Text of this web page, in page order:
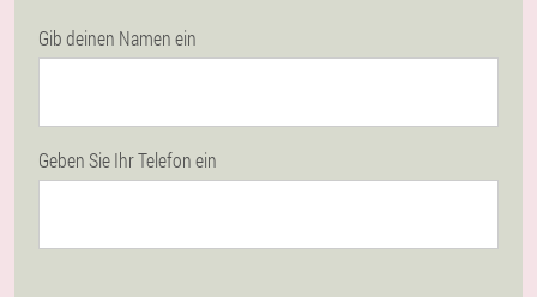
Gib deinen Namen ein
Geben Sie Ihr Telefon ein